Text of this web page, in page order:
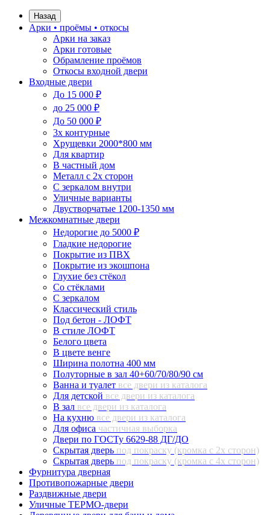
Назад
Арки • проёмы • откосы
Арки на заказ
Арки готовые
Обрамление проёмов
Откосы входной двери
Входные двери
До 15 000 ₽
до 25 000 ₽
До 50 000 ₽
3х контурные
Хрущевки 2000*800 мм
Для квартир
В частный дом
Металл с 2х сторон
С зеркалом внутри
Уличные варианты
Двустворчатые 1200-1350 мм
Межкомнатные двери
Недорогие до 5000 ₽
Гладкие недорогие
Покрытие из ПВХ
Покрытие из экошпона
Глухие без стёкол
Со стёклами
С зеркалом
Классический стиль
Под бетон - ЛОФТ
В стиле ЛОФТ
Белого цвета
В цвете венге
Ширина полотна 400 мм
Полуторные в зал 40+60/70/80/90 см
Ванна и туалет все двери из каталога
Для детской все двери из каталога
В зал все двери из каталога
На кухню все двери из каталога
Для офиса частичная выборка
Двери по ГОСТу 6629-88 ДГ/ДО
Скрытая дверь под покраску (кромка с 2х сторон)
Скрытая дверь под покраску (кромка с 4х сторон)
Фурнитура дверная
Противопожарные двери
Раздвижные двери
Уличные ТЕРМО-двери